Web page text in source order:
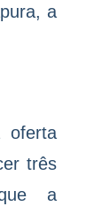
a
oferta
três
a